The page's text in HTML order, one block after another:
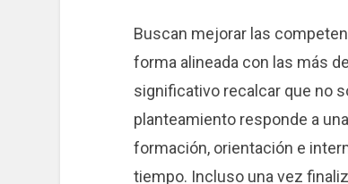
Buscan mejorar las
forma alineada con las más
significativo recalcar que no
planteamiento responde a
formación, orientación e
tiempo. Incluso una vez